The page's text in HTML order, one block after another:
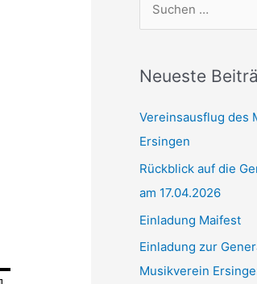
h
n
n
a
c
h
:
Neueste
Vereinsausflug des
Ersingen
Rückblick auf die
am 17.04.2026
Einladung Maifest
Einladung zur
Musikverein